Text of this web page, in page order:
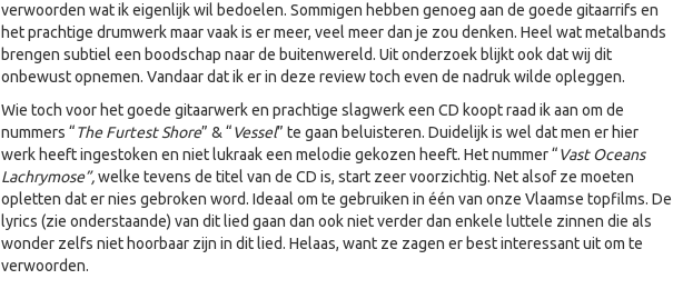
verwoorden wat ik eigenlijk wil bedoelen. Sommigen hebben genoeg aan de goede gitaarrifs en
het prachtige drumwerk maar vaak is er meer, veel meer dan je zou denken. Heel wat metalbands
brengen subtiel een boodschap naar de buitenwereld. Uit onderzoek blijkt ook dat wij dit
onbewust opnemen. Vandaar dat ik er in deze review toch even de nadruk wilde opleggen.
Wie toch voor het goede gitaarwerk en prachtige slagwerk een CD koopt raad ik aan om de
nummers “The Furtest Shore” & “Vessel” te gaan beluisteren. Duidelijk is wel dat men er hier
werk heeft ingestoken en niet lukraak een melodie gekozen heeft. Het nummer “Vast Oceans
Lachrymose”,welke tevens de titel van de CD is, start zeer voorzichtig. Net alsof ze moeten
opletten dat er nies gebroken word. Ideaal om te gebruiken in één van onze Vlaamse topfilms. De
lyrics (zie onderstaande) van dit lied gaan dan ook niet verder dan enkele luttele zinnen die als
wonder zelfs niet hoorbaar zijn in dit lied. Helaas, want ze zagen er best interessant uit om te
verwoorden.